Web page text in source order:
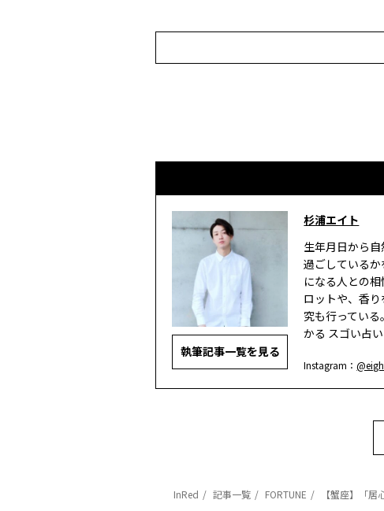
執筆記事一覧を見る
杉浦エイト
生年月日から
過ごしている
になる人との
ロットや、香
究も行ってい
かる スゴい占
Instagram：
InRed 記事一覧 FORTUNE 【蟹座】「